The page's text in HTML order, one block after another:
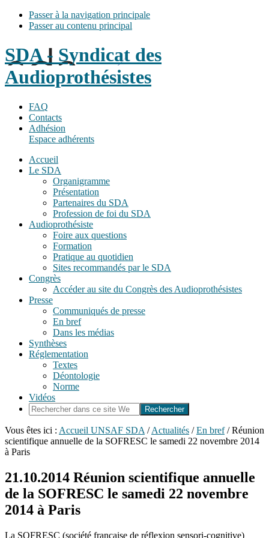
Passer à la navigation principale
Passer au contenu principal
SDA - Syndicat des
Audioprothésistes
FAQ
Contacts
Adhésion
Espace adhérents
Accueil
Le SDA
Organigramme
Présentation
Partenaires du SDA
Profession de foi du SDA
Audioprothésiste
Foire aux questions
Formation
Pratique au quotidien
Sites recommandés par le SDA
Congrès
Accéder au site du Congrès des Audioprothésistes
Presse
Communiqués de presse
En bref
Dans les médias
Synthèses
Réglementation
Textes
Déontologie
Norme
Vidéos
Rechercher
dans
ce
site
Web
Vous êtes ici : Accueil UNSAF SDA / Actualités / En bref /Réunion
scientifique annuelle de la SOFRESC le samedi 22 novembre 2014
à Paris
21.10.2014 Réunion scientifique annuelle
de la SOFRESC le samedi 22 novembre
2014 à Paris
La SOFRESC (société française de réflexion sensori-cognitive)